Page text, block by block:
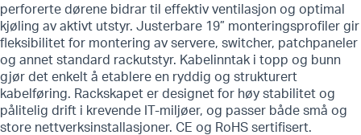
perforerte dørene bidrar til effektiv ventilasjon og optimal
kjøling av aktivt utstyr. Justerbare 19” monteringsprofiler gir
fleksibilitet for montering av servere, switcher, patchpaneler
og annet standard rackutstyr. Kabelinntak i topp og bunn
gjør det enkelt å etablere en ryddig og strukturert
kabelføring. Rackskapet er designet for høy stabilitet og
pålitelig drift i krevende IT-miljøer, og passer både små og
store nettverksinstallasjoner. CE og RoHS sertifisert.